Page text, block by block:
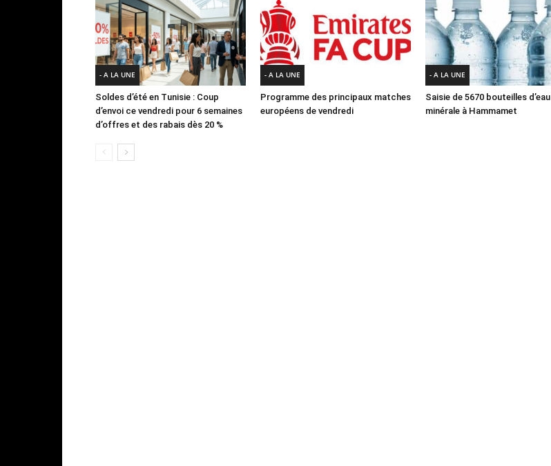
- A LA UNE
Soldes d’été en Tunisie : Coup
d’envoi ce vendredi pour 6 semaines
d’offres et des rabais dès 20 %
- A LA UNE
Programme des principaux matches
européens de vendredi
- A LA UNE
Saisie de 5670 bouteilles d’eau
minérale à Hammamet